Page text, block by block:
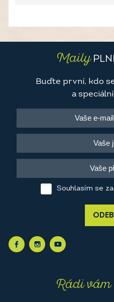
Maily
Buďte první, kdo
a
Souhlasím se
Rádi vám